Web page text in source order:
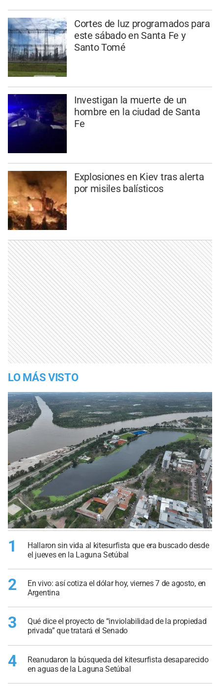
Cortes de luz programados para
este sábado en Santa Fe y
Santo Tomé
Investigan la muerte de un
hombre en la ciudad de Santa
Fe
Explosiones en Kiev tras alerta
por misiles balísticos
LO MÁS VISTO
1
Hallaron sin vida al kitesurfista que era buscado desde
el jueves en la Laguna Setúbal
2
En vivo: así cotiza el dólar hoy, viernes 7 de agosto, en
Argentina
3
Qué dice el proyecto de “inviolabilidad de la propiedad
privada” que tratará el Senado
4
Reanudaron la búsqueda del kitesurfista desaparecido
en aguas de la Laguna Setúbal